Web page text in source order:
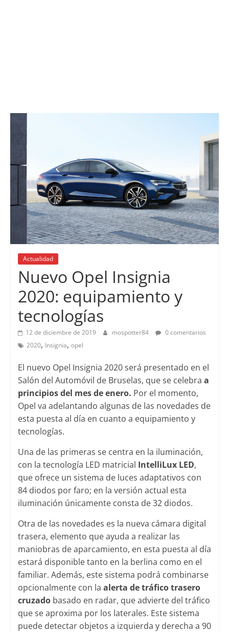
Actualidad
Nuevo Opel Insignia
2020: equipamiento y
tecnologías
12 de diciembre de 2019 mospotter84
0 comentarios
2020, Insignia, opel
El nuevo Opel Insignia 2020 será presentado en el
Salón del Automóvil de Bruselas, que se celebra a
principios del mes de enero. Por el momento,
Opel va adelantando algunas de las novedades de
esta puesta al día en cuanto a equipamiento y
tecnologías.
Una de las primeras se centra en la iluminación,
con la tecnología LED matricial IntelliLux LED,
que ofrece un sistema de luces adaptativos con
84 diodos por faro; en la versión actual esta
iluminación únicamente consta de 32 diodos.
Otra de las novedades es la nueva cámara digital
trasera, elemento que ayuda a realizar las
maniobras de aparcamiento, en esta puesta al día
estará disponible tanto en la berlina como en el
familiar. Además, este sistema podrá combinarse
opcionalmente con la alerta de tráfico trasero
cruzadobasado en radar, que advierte del tráfico
que se aproxima por los laterales. Este sistema
puede detectar objetos a izquierda y derecha a 90